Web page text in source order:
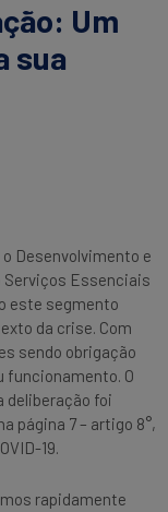
Um
sua
Desenvolvimento e
Serviços Essenciais
este segmento
da crise. Com
sendo obrigação
funcionamento. O
deliberação foi
página 7 – artigo 8°,
19.
rapidamente